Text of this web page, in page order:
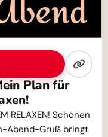
Plan für
RELAXEN! Schönen
Abend-Gruß bringt